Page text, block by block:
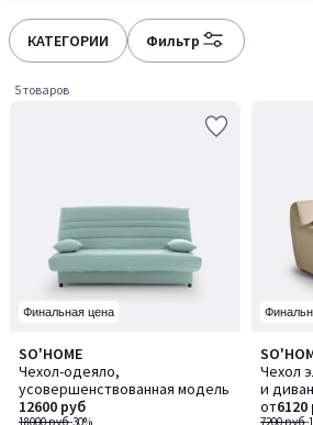
КАТЕГОРИИ Фильтр
5 товаров
Финальная цена
SO'HOME
Чехол-одеяло,
усовершенствованная модель
18000 руб-30%
12600 руб
3,9
/ 5
Чехол
и
7200 руб-
от6120
3,6
/ 5
цветов:
2